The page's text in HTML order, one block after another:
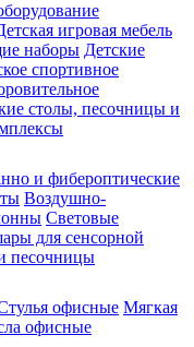
игровая мебель
наборы Детские
спортивное
столы, песочницы и
и фибероптические
Воздушно-
Световые
для сенсорной
песочницы
офисные Мягкая
офисные